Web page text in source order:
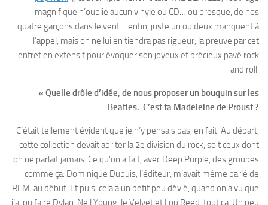
magnifique n’oublie aucun vinyle ou CD… ou presque, de nos
quatre garçons dans le vent… enfin, juste un ou deux manquent à
l’appel, mais on ne lui en tiendra pas rigueur, la preuve par cet
entretien extensif pour évoquer son joyeux et précieux pavé rock
and roll.
« Quelle drôle d’idée, de nous proposer un bouquin sur les
Beatles. C’est ta Madeleine de Proust ?
C’était tellement évident que je n’y pensais pas, en fait. Au départ,
cette collection devait abriter la 2e division du rock, soit ceux dont
on ne parlait jamais. Ce qu’on a fait, avec Deep Purple, des groupes
comme ça. Dominique Dupuis, l’éditeur, m’avait même parlé de
REM, au début. Et puis, cela a un petit peu dévié, quand on a vu que
j’ai pu faire Dylan, Neil Young, le Velvet et Lou Reed, tout ça. Un peu